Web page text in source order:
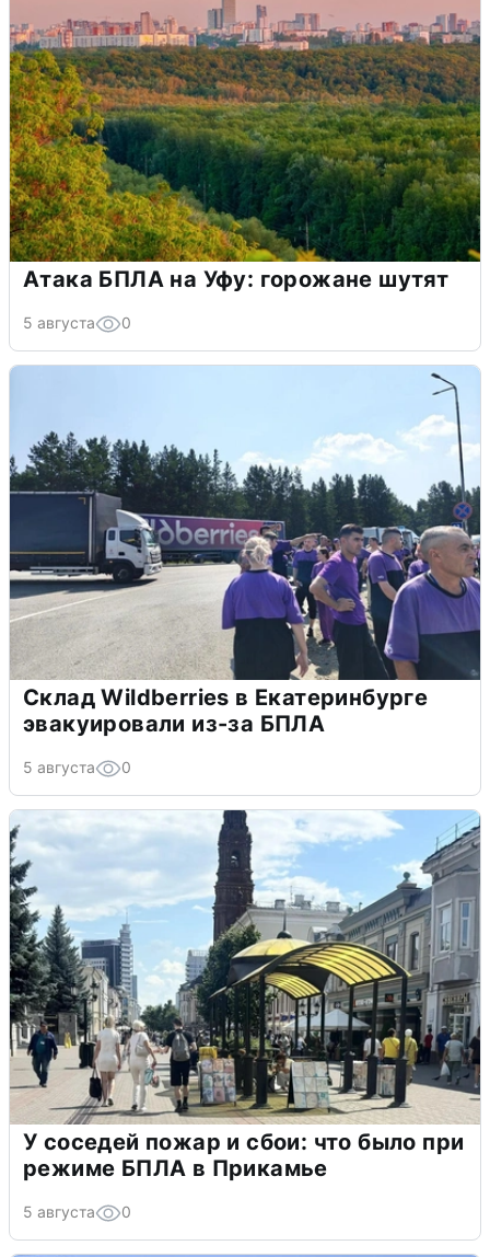
Атака БПЛА на Уфу: горожане шутят
5 августа 0
Склад Wildberries в Екатеринбурге
эвакуировали из-за БПЛА
5 августа 0
У соседей пожар и сбои: что было при
режиме БПЛА в Прикамье
5 августа 0